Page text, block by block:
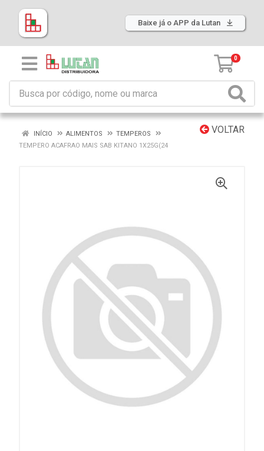
Baixe já o APP da Lutan
0
VOLTAR
INÍCIO ALIMENTOS
TEMPEROS
TEMPERO ACAFRAO MAIS SAB KITANO 1X25G(24